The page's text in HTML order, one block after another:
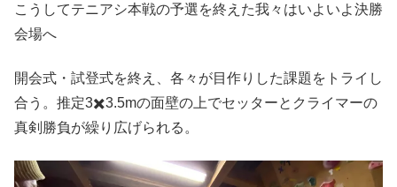
こうしてテニアシ本戦の予選を終えた我々はいよいよ決勝
会場へ
開会式・試登式を終え、各々が目作りした課題をトライし
合う。推定3✖️3.5mの面壁の上でセッターとクライマーの
真剣勝負が繰り広げられる。